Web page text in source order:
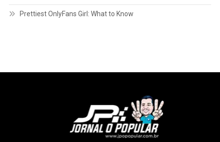
Prettiest OnlyFans Girl: What to Know